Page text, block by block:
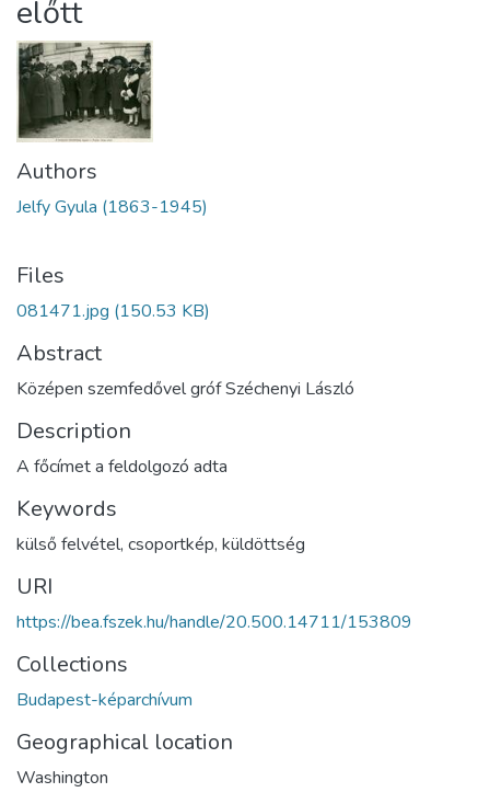
előtt
Authors
Jelfy Gyula (1863-1945)
Files
081471.jpg (150.53 KB)
Abstract
Középen szemfedővel gróf Széchenyi László
Description
A főcímet a feldolgozó adta
Keywords
külső felvétel, csoportkép, küldöttség
URI
https://bea.fszek.hu/handle/20.500.14711/153809
Collections
Budapest-képarchívum
Geographical location
Washington